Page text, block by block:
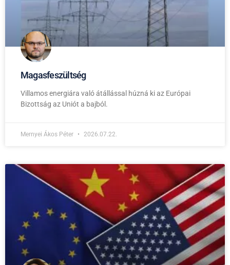
Magasfeszültség
Villamos energiára való átállással húzná ki az Európai
Bizottság az Uniót a bajból.
Mernyei Ákos Péter 2026.07.22.